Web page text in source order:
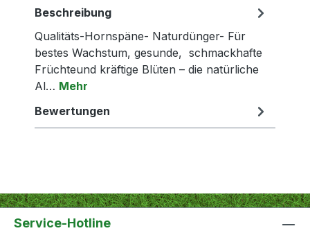
Beschreibung
Qualitäts-Hornspäne- Naturdünger- Für
bestes Wachstum, gesunde, schmackhafte
Früchteund kräftige Blüten – die natürliche
Al… Mehr
Bewertungen
Service-Hotline